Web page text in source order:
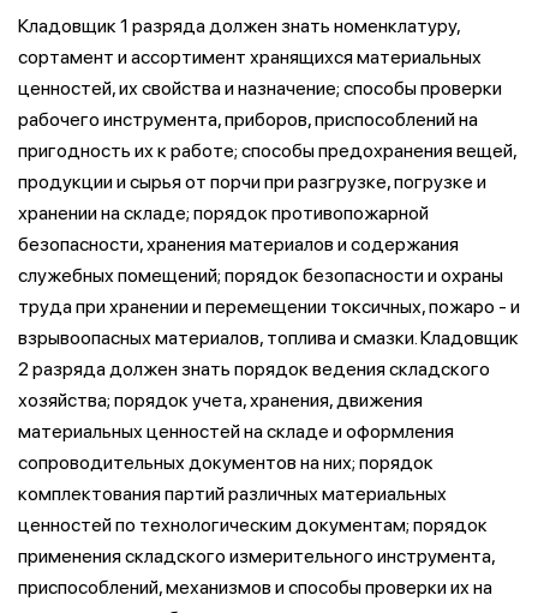
Кладовщик 1 разряда должен знать номенклатуру,
сортамент и ассортимент хранящихся материальных
ценностей, их свойства и назначение; способы проверки
рабочего инструмента, приборов, приспособлений на
пригодность их к работе; способы предохранения вещей,
продукции и сырья от порчи при разгрузке, погрузке и
хранении на складе; порядок противопожарной
безопасности, хранения материалов и содержания
служебных помещений; порядок безопасности и охраны
труда при хранении и перемещении токсичных, пожаро - и
взрывоопасных материалов, топлива и смазки. Кладовщик
2 разряда должен знать порядок ведения складского
хозяйства; порядок учета, хранения, движения
материальных ценностей на складе и оформления
сопроводительных документов на них; порядок
комплектования партий различных материальных
ценностей по технологическим документам; порядок
применения складского измерительного инструмента,
приспособлений, механизмов и способы проверки их на